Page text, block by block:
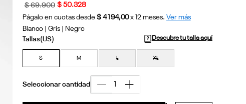
$ 69.900 $ 50.328
Págalo en cuotas desde $ 4194,00 x 12meses. Ver más
Blanco | Gris | Negro
Descubre tu talla aquí
S M L XL